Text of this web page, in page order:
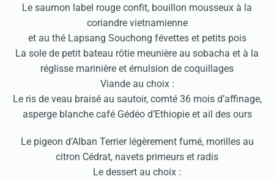
Le saumon label rouge confit, bouillon mousseux à la
coriandre vietnamienne
et au thé Lapsang Souchong févettes et petits pois
La sole de petit bateau rôtie meunière au sobacha et à la
réglisse marinière et émulsion de coquillages
Viande au choix :
Le ris de veau braisé au sautoir, comté 36 mois d’affinage,
asperge blanche café Gédéo d’Ethiopie et ail des ours
Le pigeon d’Alban Terrier légèrement fumé, morilles au
citron Cédrat, navets primeurs et radis
Le dessert au choix :